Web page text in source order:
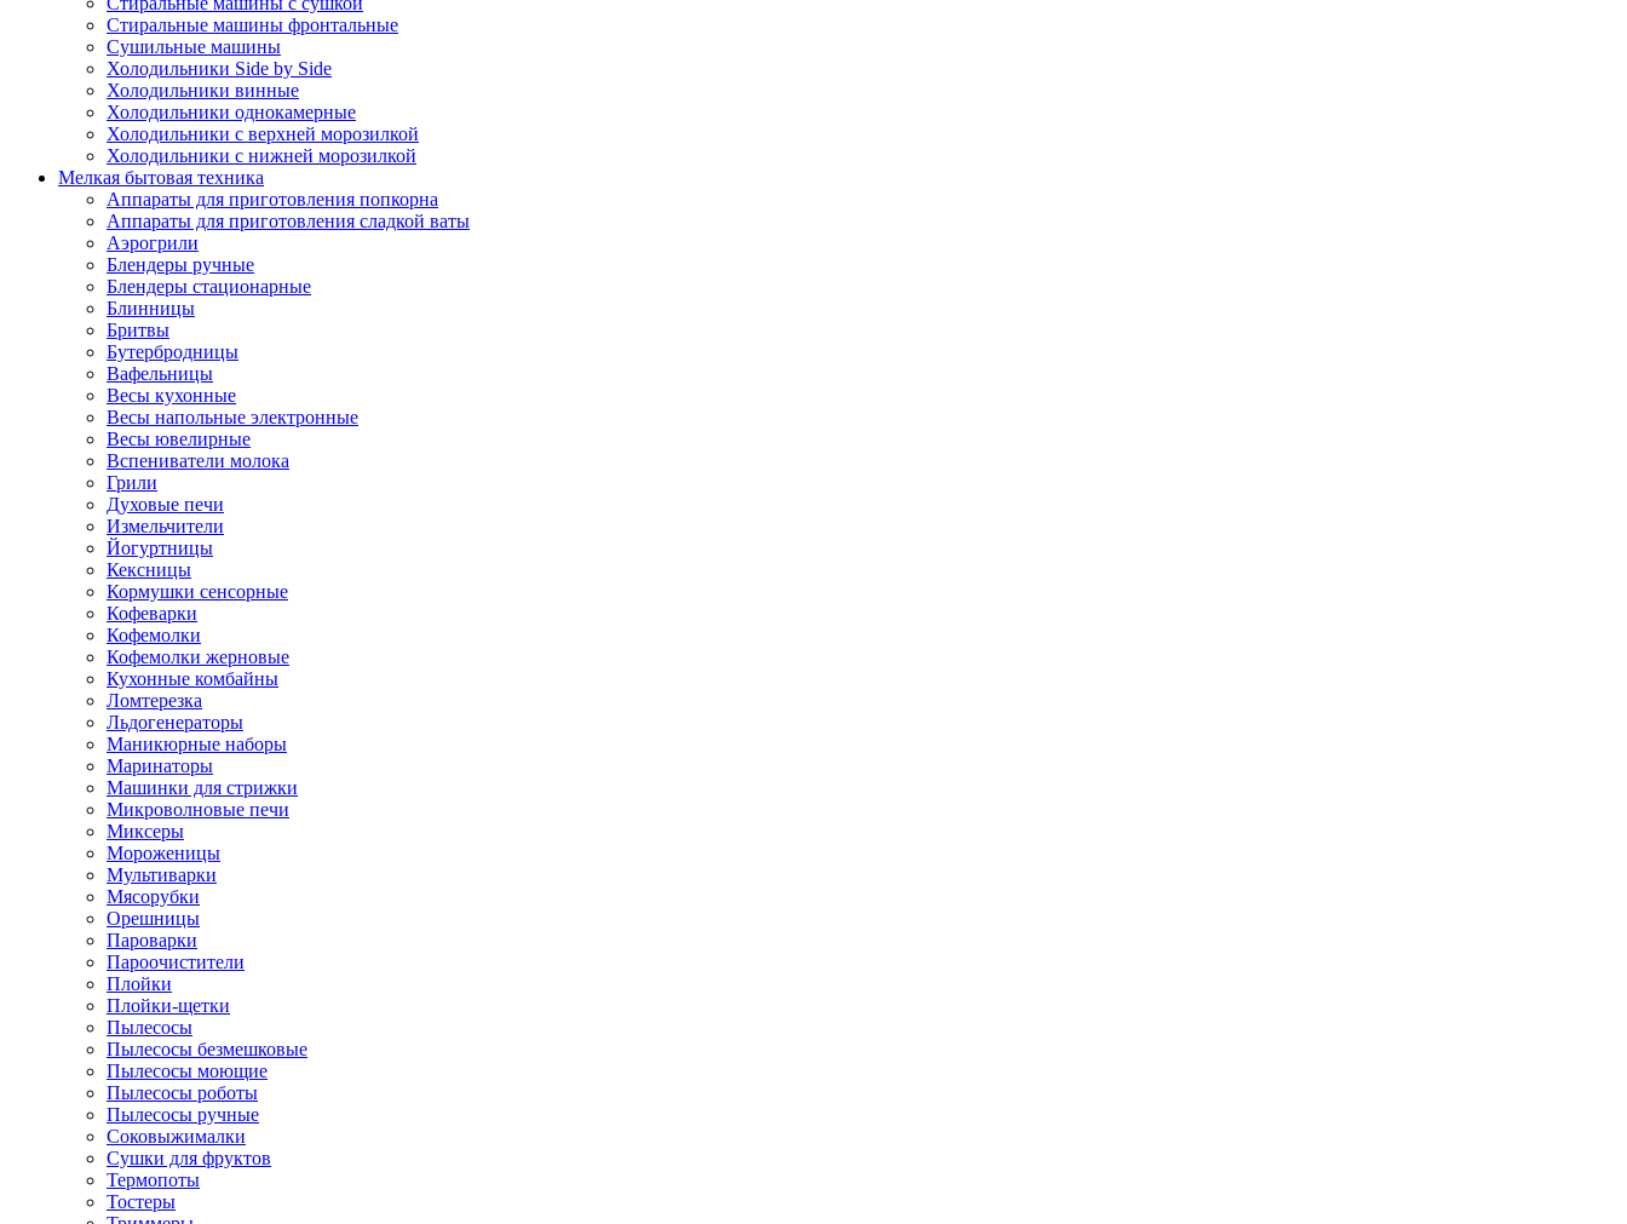
Стиральные машины фронтальные
Сушильные машины
Холодильники Side by Side
Холодильники винные
Холодильники однокамерные
Холодильники с верхней морозилкой
Холодильники с нижней морозилкой
Мелкая бытовая техника
Аппараты для приготовления попкорна
Аппараты для приготовления сладкой ваты
Аэрогрили
Блендеры ручные
Блендеры стационарные
Блинницы
Бритвы
Бутербродницы
Вафельницы
Весы кухонные
Весы напольные электронные
Весы ювелирные
Вспениватели молока
Грили
Духовые печи
Измельчители
Йогуртницы
Кексницы
Кормушки сенсорные
Кофеварки
Кофемолки
Кофемолки жерновые
Кухонные комбайны
Ломтерезка
Льдогенераторы
Маникюрные наборы
Маринаторы
Машинки для стрижки
Микроволновые печи
Миксеры
Мороженицы
Мультиварки
Мясорубки
Орешницы
Пароварки
Пароочистители
Плойки
Плойки-щетки
Пылесосы
Пылесосы безмешковые
Пылесосы моющие
Пылесосы роботы
Пылесосы ручные
Соковыжималки
Сушки для фруктов
Термопоты
Тостеры